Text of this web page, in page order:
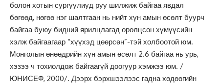
болон хотын сургуулиуд руу шилжиж байгаа явдал
бөгөөд, нөгөө нэг шалтгаан нь нийт хүн амын өсөлт буурч
байгаа буюу бидний ярилцлагад оролцсон хүмүүсийн
хэлж байгаагаар “хүүхэд цөөрсөн”-тэй холбоотой юм.
Монголын өнөөдрийн хүн амын өсөлт 2.6 байгаа нь урь,
хэзээ ч тохиолдож байгаагүй доогуур хэмжээ юм. /
ЮНИСЕФ, 2000/. Дээрх бэрхшээлээс гадна хөдөөгийн